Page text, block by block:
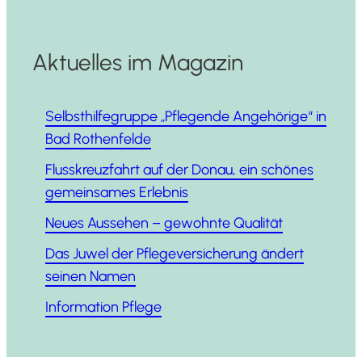
Aktuelles im Magazin
Selbst­hil­fe­grup­pe „Pfle­gen­de Ange­hö­ri­ge“ in
Bad Rothenfelde
Fluss­kreuz­fahrt auf der Donau, ein schö­nes
gemein­sa­mes Erlebnis
Neu­es Aus­se­hen – gewohn­te Qualität
Das Juwel der Pfle­ge­ver­si­che­rung ändert
sei­nen Namen
Infor­ma­ti­on Pflege